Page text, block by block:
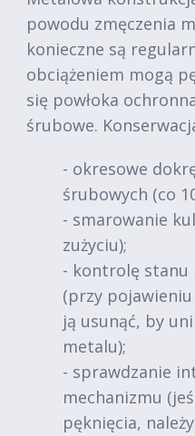
powodu zmęczenia
konieczne są
obciążeniem mogą
się powłoka
śrubowe.
- okresowe
śrubowych (co
- smarowanie
zużyciu);
- kontrolę stanu
(przy
ją usunąć, by
metalu);
- sprawdzanie
mechanizmu
pęknięcia,